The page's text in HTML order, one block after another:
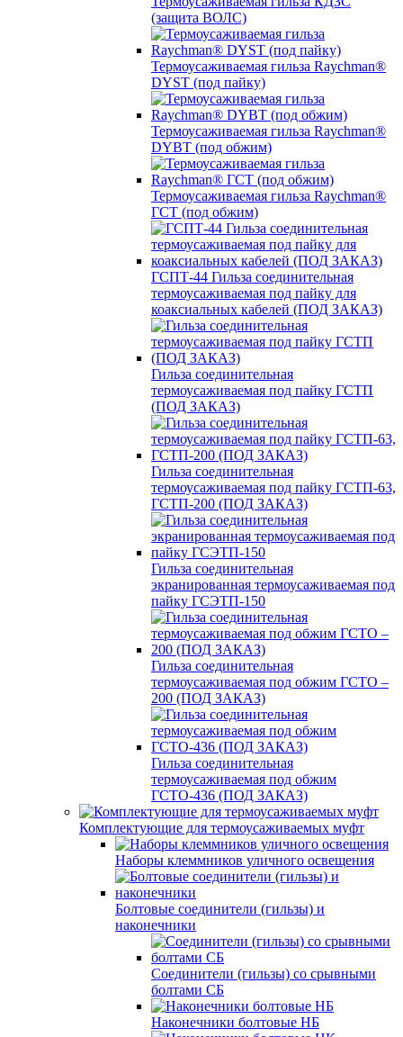
(защита ВОЛС)
Термоусаживаемая гильза Raychman®
DYST (под пайку)
Термоусаживаемая гильза Raychman®
DYBT (под обжим)
Термоусаживаемая гильза Raychman®
ГСТ (под обжим)
ГСПТ-44 Гильза соединительная
термоусаживаемая под пайку для
коаксиальных кабелей (ПОД ЗАКАЗ)
Гильза соединительная
термоусаживаемая под пайку ГСТП
(ПОД ЗАКАЗ)
Гильза соединительная
термоусаживаемая под пайку ГСТП-63,
ГСТП-200 (ПОД ЗАКАЗ)
Гильза соединительная
экранированная термоусаживаемая под
пайку ГСЭТП-150
Гильза соединительная
термоусаживаемая под обжим ГСТО –
200 (ПОД ЗАКАЗ)
Гильза соединительная
термоусаживаемая под обжим
ГСТО-436 (ПОД ЗАКАЗ)
Комплектующие для термоусаживаемых муфт
Наборы клеммников уличного освещения
Болтовые соединители (гильзы) и
наконечники
Соединители (гильзы) со срывными
болтами СБ
Наконечники болтовые НБ